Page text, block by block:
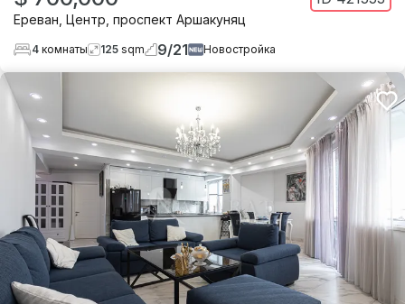
Ереван Центр проспект Аршакуняц
4 комнаты 125 sqm 9/21 Новостройка